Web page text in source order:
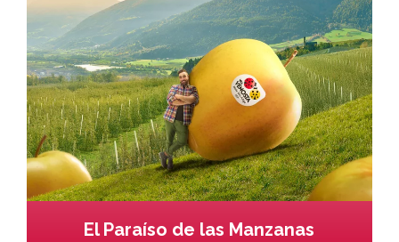
El Paraíso de las Manzanas